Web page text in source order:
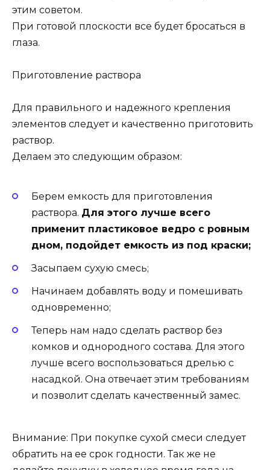
этим советом.
При готовой плоскости все будет бросаться в
глаза.
Приготовление раствора
Для правильного и надежного крепления
элементов следует и качественно приготовить
раствор.
Делаем это следующим образом:
Берем емкость для приготовления
раствора. Для этого лучше всего
применит пластиковое ведро с ровным
дном, подойдет емкость из под краски;
Засыпаем сухую смесь;
Начинаем добавлять воду и помешивать
одновременно;
Теперь нам надо сделать раствор без
комков и однородного состава. Для этого
лучше всего воспользоваться дрелью с
насадкой. Она отвечает этим требованиям
и позволит сделать качественный замес.
Внимание: При покупке сухой смеси следует
обратить на ее срок годности. Так же не